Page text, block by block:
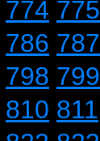
774 775
786 787
798 799
810 811